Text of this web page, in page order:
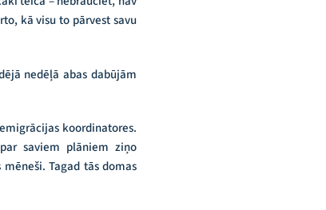
kā visu to pārvest savu
nedēļā abas dabūjām
koordinatores.
saviem plāniem ziņo
Tagad tās domas